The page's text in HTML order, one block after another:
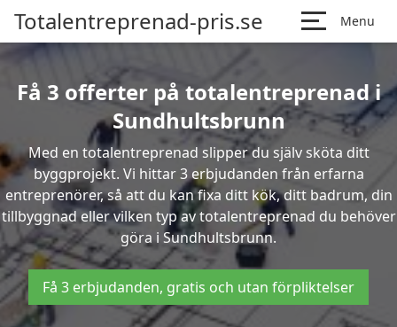
Totalentreprenad-pris.se Menu
Få 3 offerter på totalentreprenad i
Sundhultsbrunn
Med en totalentreprenad slipper du själv sköta ditt
byggprojekt. Vi hittar 3 erbjudanden från erfarna
entreprenörer, så att du kan fixa ditt kök, ditt badrum, din
tillbyggnad eller vilken typ av totalentreprenad du behöver
göra i Sundhultsbrunn.
Få 3 erbjudanden, gratis och utan förpliktelser